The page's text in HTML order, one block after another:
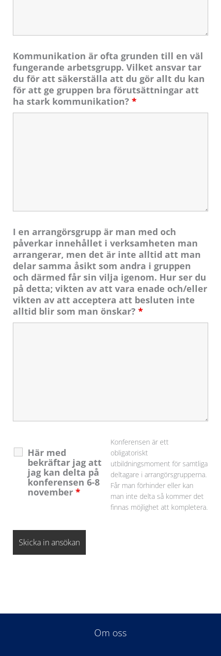
Kommunikation är ofta grunden till en väl
fungerande arbetsgrupp. Vilket ansvar tar
du för att säkerställa att du gör allt du kan
för att ge gruppen bra förutsättningar att
ha stark kommunikation?*
I en arrangörsgrupp är man med och
påverkar innehållet i verksamheten man
arrangerar, men det är inte alltid att man
delar samma åsikt som andra i gruppen
och därmed får sin vilja igenom. Hur ser du
på detta; vikten av att vara enade och/eller
vikten av att acceptera att besluten inte
alltid blir som man önskar?*
Här med
bekräftar jag att
jag kan delta på
konferensen 6-8
november*
Konferensen är ett
obligatoriskt
utbildningsmoment för samtliga
deltagare i arrangörsgrupperna.
Får man förhinder eller kan
man inte delta så kommer det
finnas möjlighet att kompletera.
Om oss